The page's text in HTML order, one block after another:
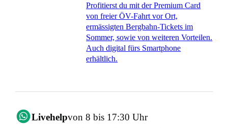
Profitierst du mit der Premium Card
von freier ÖV-Fahrt vor Ort,
ermässigten Bergbahn-Tickets im
Sommer, sowie von weiteren Vorteilen.
Auch digital fürs Smartphone
erhältlich.
Livehelpvon 8 bis 17:30 Uhr